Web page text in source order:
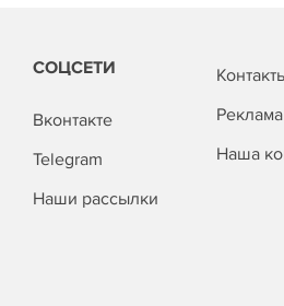
СОЦСЕТИ
Вконтакте
Telegram
Наши рассылки
Реклама
Наша